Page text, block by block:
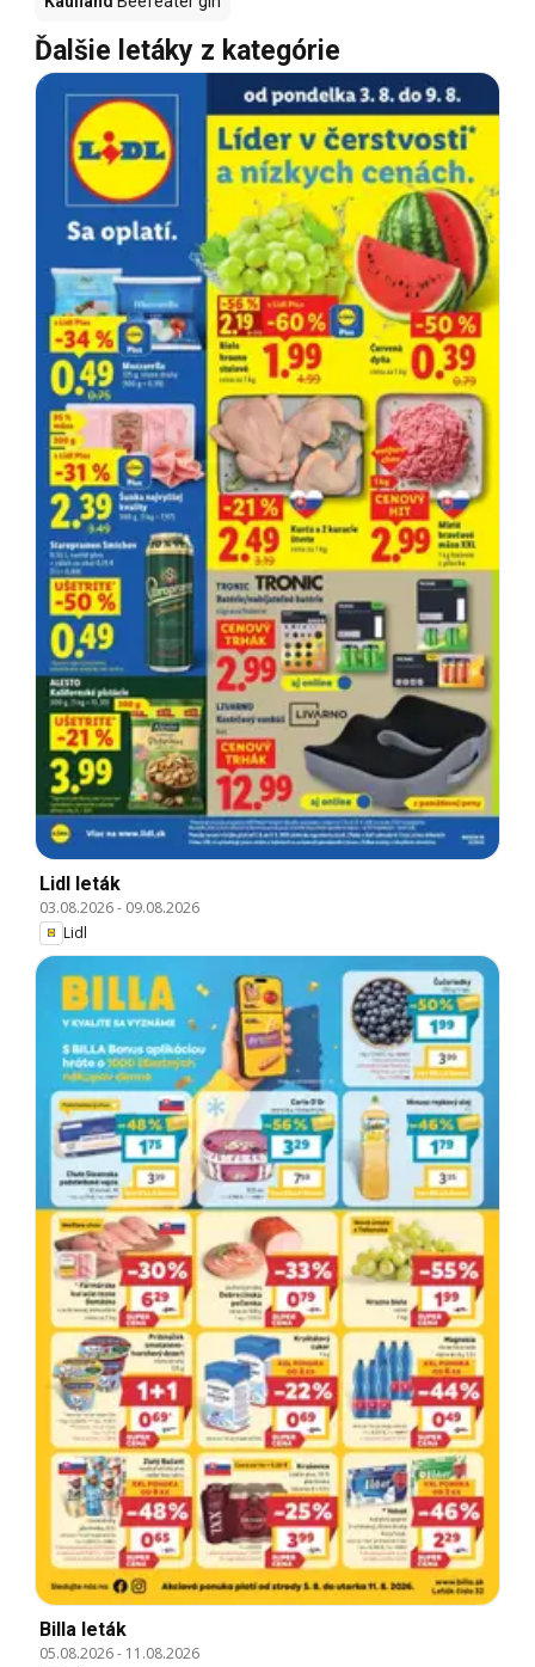
Ďalšie letáky z kategórie
Lidl leták
03.08.2026- 09.08.2026
Lidl
Billa leták
05.08.2026- 11.08.2026